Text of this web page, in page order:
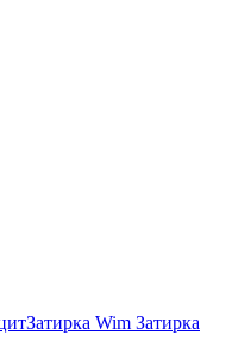
Затирка Wim Затирка